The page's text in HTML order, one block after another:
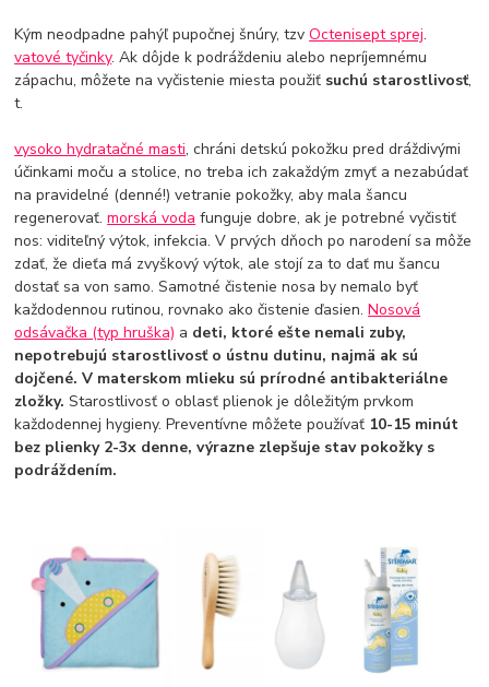
Kým neodpadne pahýľ pupočnej šnúry, tzvOctenisept sprej.
vatové tyčinky. Ak dôjde k podráždeniu alebo nepríjemnému
zápachu, môžete na vyčistenie miesta použiť suchú starostlivosť,
t.
vysoko hydratačné masti, chráni detskú pokožku pred dráždivými
účinkami moču a stolice, no treba ich zakaždým zmyť a nezabúdať
na pravidelné (denné!) vetranie pokožky, aby mala šancu
regenerovať.morská voda funguje dobre, ak je potrebné vyčistiť
nos: viditeľný výtok, infekcia. V prvých dňoch po narodení sa môže
zdať, že dieťa má zvyškový výtok, ale stojí za to dať mu šancu
dostať sa von samo. Samotné čistenie nosa by nemalo byť
každodennou rutinou, rovnako ako čistenie ďasien.Nosová
odsávačka (typ hruška) a deti, ktoré ešte nemali zuby,
nepotrebujú starostlivosť o ústnu dutinu, najmä ak sú
dojčené. V materskom mlieku sú prírodné antibakteriálne
zložky. Starostlivosť o oblasť plienok je dôležitým prvkom
každodennej hygieny. Preventívne môžete používať 10-15 minút
bez plienky 2-3x denne, výrazne zlepšuje stav pokožky s
podráždením.